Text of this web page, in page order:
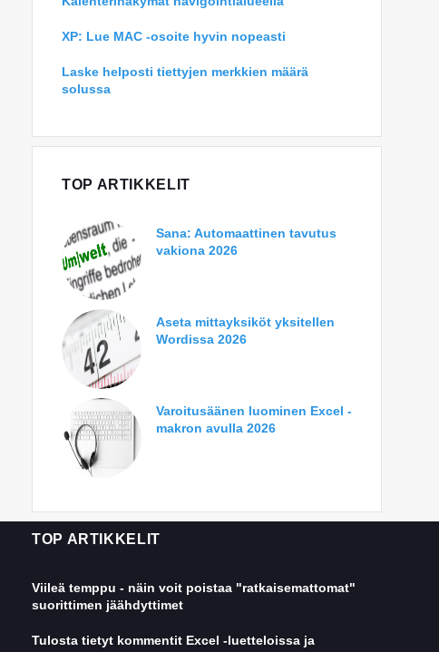
XP: Lue MAC -osoite hyvin nopeasti
Laske helposti tiettyjen merkkien määrä
solussa
TOP ARTIKKELIT
Sana: Automaattinen tavutus
vakiona 2026
Aseta mittayksiköt yksitellen
Wordissa 2026
Varoitusäänen luominen Excel -
makron avulla 2026
TOP ARTIKKELIT
Viileä temppu - näin voit poistaa "ratkaisemattomat"
suorittimen jäähdyttimet
Tulosta tietyt kommentit Excel -luetteloissa ja